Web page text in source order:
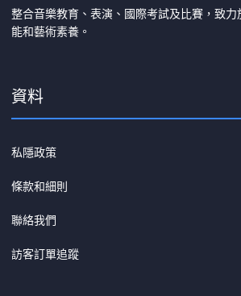
整合音樂教育、表演、國際考試及比賽，致
能和藝術素養。
資料
私隱政策
條款和細則
聯絡我們
訪客訂單追蹤